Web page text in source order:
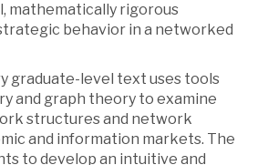
mathematically rigorous
behavior in a networked
graduate-level text uses tools
and graph theory to examine
structures and network
and information markets. The
to develop an intuitive and